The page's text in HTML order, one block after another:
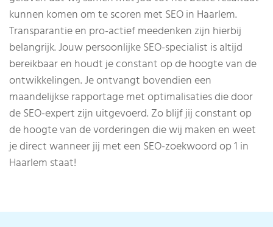
kunnen komen om te scoren met SEO in Haarlem.
Transparantie en pro-actief meedenken zijn hierbij
belangrijk. Jouw persoonlijke SEO-specialist is altijd
bereikbaar en houdt je constant op de hoogte van de
ontwikkelingen. Je ontvangt bovendien een
maandelijkse rapportage met optimalisaties die door
de SEO-expert zijn uitgevoerd. Zo blijf jij constant op
de hoogte van de vorderingen die wij maken en weet
je direct wanneer jij met een SEO-zoekwoord op 1 in
Haarlem staat!